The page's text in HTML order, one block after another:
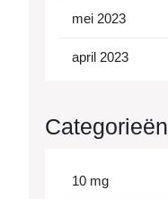
mei 2023
april 2023
Categorieën
10 mg